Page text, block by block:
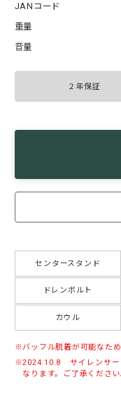
JANコード
重量
音量
２年保証
センタースタンド
ドレンボルト
カウル
バッフル脱着が可能なた
2024.10.8 サイレンサー
なります。ご了承ください